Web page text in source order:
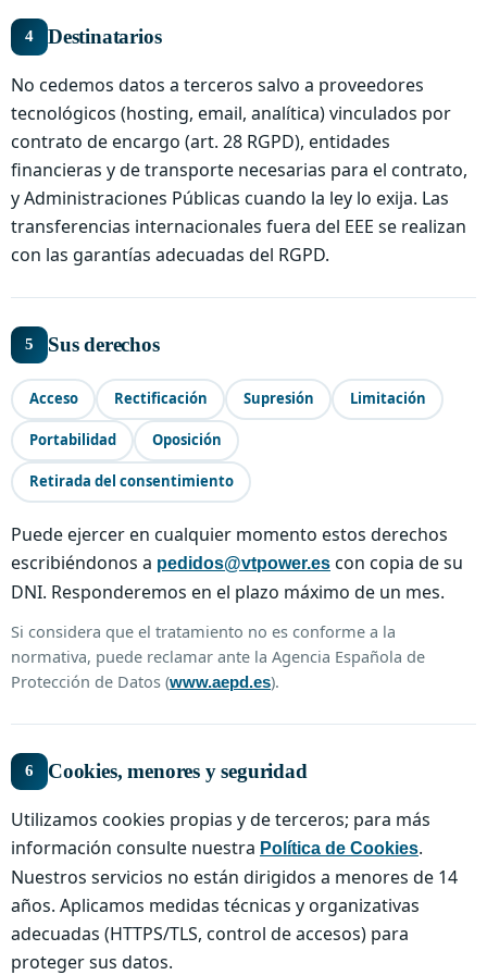
4 Destinatarios
No cedemos datos a terceros salvo a proveedores
tecnológicos (hosting, email, analítica) vinculados por
contrato de encargo (art. 28 RGPD), entidades
financieras y de transporte necesarias para el contrato,
y Administraciones Públicas cuando la ley lo exija. Las
transferencias internacionales fuera del EEE se realizan
con las garantías adecuadas del RGPD.
5 Sus derechos
Acceso Rectificación Supresión Limitación
Portabilidad Oposición
Retirada del consentimiento
Puede ejercer en cualquier momento estos derechos
escribiéndonos a pedidos@vtpower.es con copia de su
DNI. Responderemos en el plazo máximo de un mes.
Si considera que el tratamiento no es conforme a la
normativa, puede reclamar ante la Agencia Española de
Protección de Datos (www.aepd.es).
6 Cookies, menores y seguridad
Utilizamos cookies propias y de terceros; para más
información consulte nuestra Política de Cookies.
Nuestros servicios no están dirigidos a menores de 14
años. Aplicamos medidas técnicas y organizativas
adecuadas (HTTPS/TLS, control de accesos) para
proteger sus datos.